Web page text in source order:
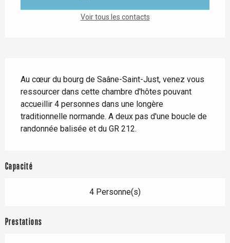
Voir tous les contacts
Au cœur du bourg de Saâne-Saint-Just, venez vous
ressourcer dans cette chambre d'hôtes pouvant
accueillir 4 personnes dans une longère
traditionnelle normande. A deux pas d'une boucle de
randonnée balisée et du GR 212.
Capacité
4 Personne(s)
Prestations